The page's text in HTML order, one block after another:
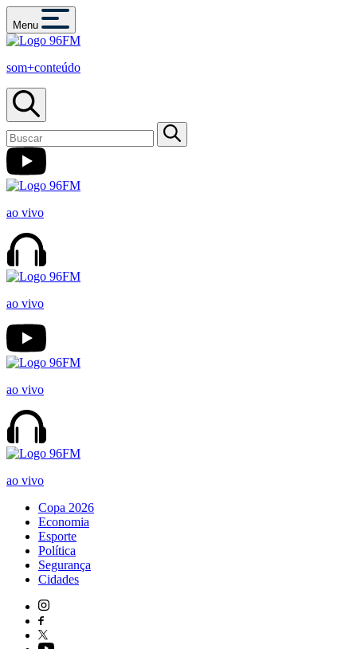
Menu
som+conteúdo
ao vivo
ao vivo
ao vivo
ao vivo
Copa 2026
Economia
Esporte
Política
Segurança
Cidades